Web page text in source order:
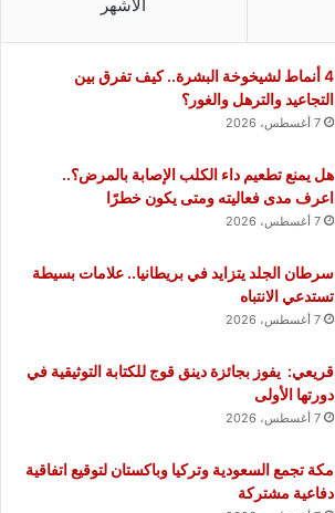
الأشهر
4 أنماط لشيخوخة البشرة.. كيف تفرق بين
التجاعيد والترهل والغور؟
7 أغسطس، 2026
هل يمنع تطعيم داء الكلب الإصابة بالمرض؟..
اعرف مدى فعاليته ومتى يكون خطرًا
7 أغسطس، 2026
سرطان الجلد يتزايد في بريطانيا.. علامات بسيطة
تستدعي الانتباه
7 أغسطس، 2026
قريعي: يفوز بجائزة دينق قوج للكتابة التوثيقية في
دورتها الأولى
7 أغسطس، 2026
مكة تجمع السعودية وتركيا وباكستان لتوقيع اتفاقية
دفاعية مشتركة